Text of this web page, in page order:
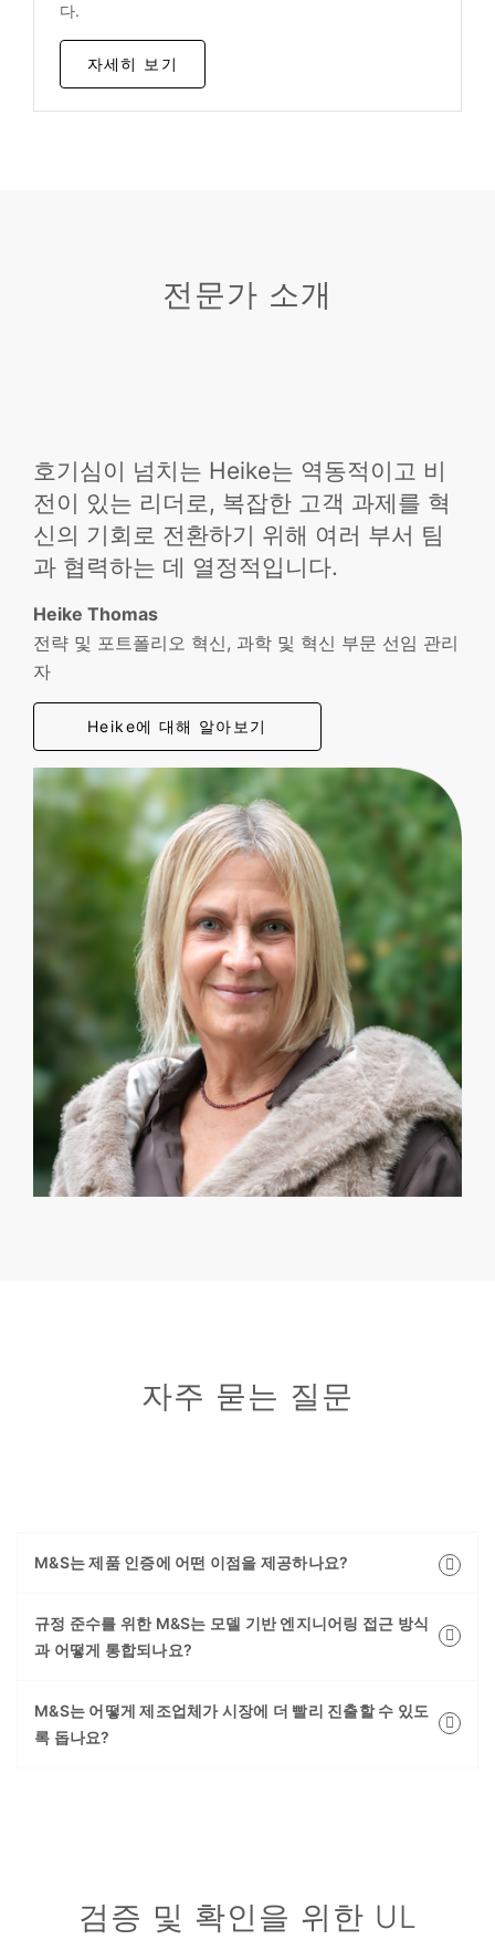
다.
자세히 보기
전문가 소개
호기심이 넘치는 Heike는 역동적이고 비
전이 있는 리더로, 복잡한 고객 과제를 혁
신의 기회로 전환하기 위해 여러 부서 팀
과 협력하는 데 열정적입니다.
Heike Thomas
전략 및 포트폴리오 혁신, 과학 및 혁신 부문 선임 관리
자
Heike에 대해 알아보기
자주 묻는 질문
M&S는 제품 인증에 어떤 이점을 제공하나요?
규정 준수를 위한 M&S는 모델 기반 엔지니어링 접근 방식
과 어떻게 통합되나요?
M&S는 어떻게 제조업체가 시장에 더 빨리 진출할 수 있도
록 돕나요?
검증 및 확인을 위한 UL